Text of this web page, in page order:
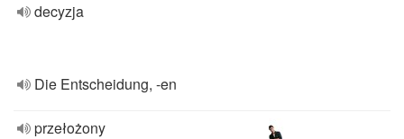
decyzja
Die Entscheidung, -en
przełożony